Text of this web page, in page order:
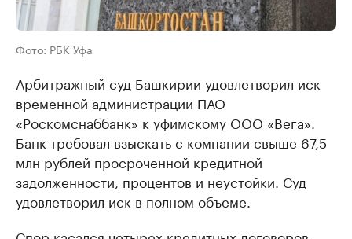
Фото: РБК Уфа
Арбитражный суд Башкирии удовлетворил иск
временной администрации ПАО
«Роскомснаббанк» к уфимскому ООО «Вега».
Банк требовал взыскать с компании свыше 67,5
млн рублей просроченной кредитной
задолженности, процентов и неустойки. Суд
удовлетворил иск в полном объеме.